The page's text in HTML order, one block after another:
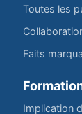
Toutes les
Faits
Implication